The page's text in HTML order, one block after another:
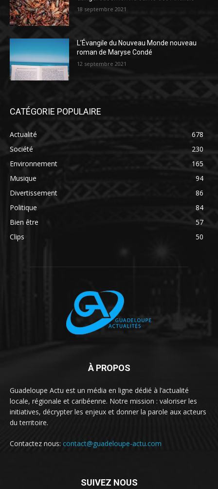
18 septembre 2021
L’Évangile du Nouveau Monde nouveau
roman de Maryse Condé
12 septembre 2021
CATÉGORIE POPULAIRE
Actualité
678
Société
230
Environnement
165
Musique
94
Divertissement
86
Politique
84
Bien être
57
Clips
50
À PROPOS
Guadeloupe Actu est un média en ligne dédié à l’actualité
locale, régionale et caribéenne. Notre mission : valoriser les
initiatives, décrypter les enjeux et donner la parole aux acteurs
du territoire.
Contactez nous: contact@guadeloupe-actu.com
SUIVEZ NOUS